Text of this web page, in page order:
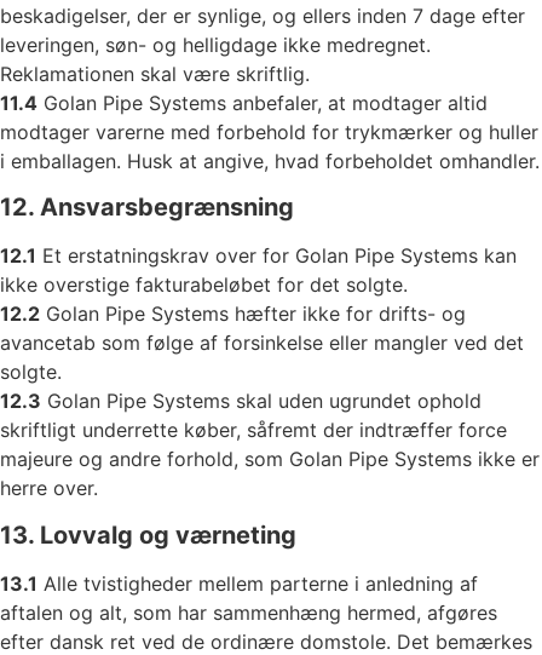
beskadigelser, der er synlige, og ellers inden 7 dage efter
leveringen, søn- og helligdage ikke medregnet.
Reklamationen skal være skriftlig.
11.4 Golan Pipe Systems anbefaler, at modtager altid
modtager varerne med forbehold for trykmærker og huller
i emballagen. Husk at angive, hvad forbeholdet omhandler.
12. Ansvarsbegrænsning
12.1 Et erstatningskrav over for Golan Pipe Systems kan
ikke overstige fakturabeløbet for det solgte.
12.2 Golan Pipe Systems hæfter ikke for drifts- og
avancetab som følge af forsinkelse eller mangler ved det
solgte.
12.3 Golan Pipe Systems skal uden ugrundet ophold
skriftligt underrette køber, såfremt der indtræffer force
majeure og andre forhold, som Golan Pipe Systems ikke er
herre over.
13. Lovvalg og værneting
13.1 Alle tvistigheder mellem parterne i anledning af
aftalen og alt, som har sammenhæng hermed, afgøres
efter dansk ret ved de ordinære domstole. Det bemærkes